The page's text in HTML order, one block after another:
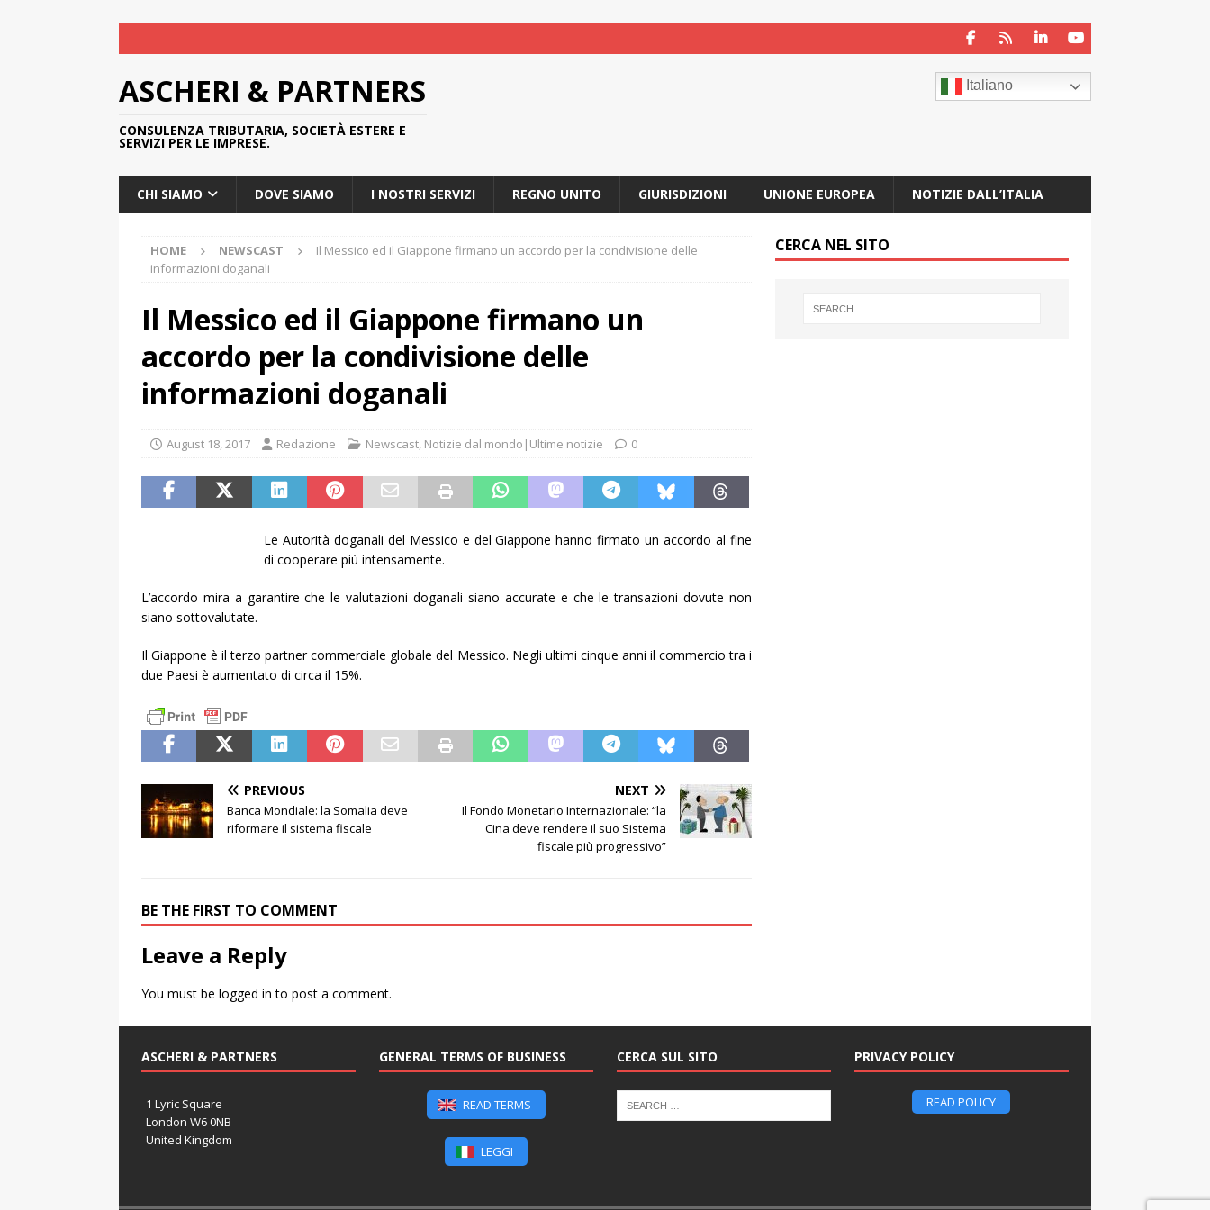
ASCHERI & PARTNERS
CONSULENZA TRIBUTARIA, SOCIETÀ ESTERE E
SERVIZI PER LE IMPRESE.
Italiano
CHI SIAMO DOVE SIAMO I NOSTRI SERVIZI REGNO UNITO GIURISDIZIONI UNIONE EUROPEA NOTIZIE DALL’ITALIA
HOME NEWSCAST
Il Messico ed il Giappone firmano un accordo per la condivisione delle
informazioni doganali
Il Messico ed il Giappone firmano un
accordo per la condivisione delle
informazioni doganali
August 18, 2017 Redazione Newscast, Notizie dal mondo|Ultime notizie 0
Le Autorità doganali del Messico e del Giappone hanno firmato un accordo al fine
di cooperare più intensamente.
L’accordo mira a garantire che le valutazioni doganali siano accurate e che le transazioni dovute non
siano sottovalutate.
Il Giappone è il terzo partner commerciale globale del Messico. Negli ultimi cinque anni il commercio tra i
due Paesi è aumentato di circa il 15%.
PREVIOUS
Banca Mondiale: la Somalia deve
riformare il sistema fiscale
NEXT
Il Fondo Monetario Internazionale: “la
Cina deve rendere il suo Sistema
fiscale più progressivo”
BE THE FIRST TO COMMENT
Leave a Reply
You must be logged in to post a comment.
CERCA NEL SITO
ASCHERI & PARTNERS
1 Lyric Square
London W6 0NB
United Kingdom
GENERAL TERMS OF BUSINESS
READ TERMS
LEGGI
CERCA SUL SITO PRIVACY POLICY
READ POLICY